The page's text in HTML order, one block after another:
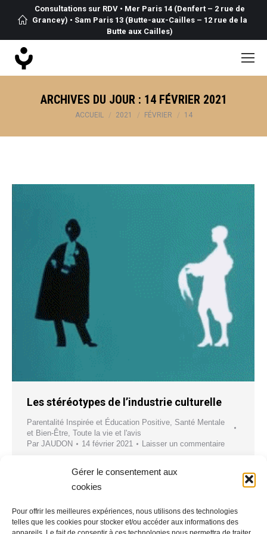
Gérer le consentement aux
cookies
Pour offrir les meilleures expériences, nous utilisons des technologies
telles que les cookies pour stocker et/ou accéder aux informations des
Consultations sur RDV • Mer Paris 14 (Denfert – 2 rue de
Grancey) • Sam Paris 13 (Butte-aux-Cailles – 12 rue de la
Butte aux Cailles)
ARCHIVES DU JOUR : 14 FÉVRIER 2021
Vous êtes ici :
ACCUEIL 2021 FÉVRIER 14
Les stéréotypes de l’industrie culturelle
Parentalité Inspirée et Éducation Positive, Santé Mentale
et Bien-Être, Toute la vie et l'avis
Par JAUDON 14 février 2021 Laisser un commentaire
livre d’Adorno et Horkheimer « La Dialectique de
la raison » dans lequel ils définissent le terme «
kulturindustrie ». Lupin n’échappe pas à la régle…